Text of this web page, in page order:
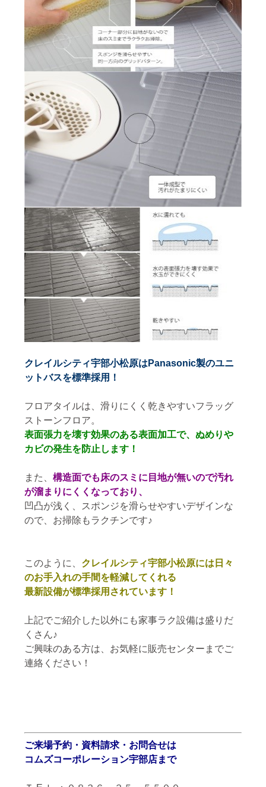
クレイルシティ宇部小松原はPanasonic製のユニ
ットバスを標準採用！
フロアタイルは、滑りにくく乾きやすいフラッグ
ストーンフロア。
表面張力を壊す効果のある表面加工で、ぬめりや
カビの発生を防止します！
また、構造面でも床のスミに目地が無いので汚れ
が溜まりにくくなっており、
凹凸が浅く、スポンジを滑らせやすいデザインな
ので、お掃除もラクチンです♪
このように、 クレイルシティ宇部小松原には日々
のお手入れの手間を軽減してくれる
最新設備が標準採用されています！
上記でご紹介した以外にも家事ラク設備は盛りだ
くさん♪
ご興味のある方は、お気軽に販売センターまでご
連絡ください！
ご来場予約・資料請求・お問合せは
コムズコーポレーション宇部店まで